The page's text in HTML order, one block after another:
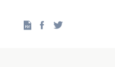
Facebook